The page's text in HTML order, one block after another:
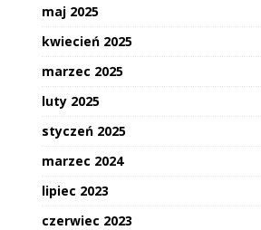
maj 2025
kwiecień 2025
marzec 2025
luty 2025
styczeń 2025
marzec 2024
lipiec 2023
czerwiec 2023